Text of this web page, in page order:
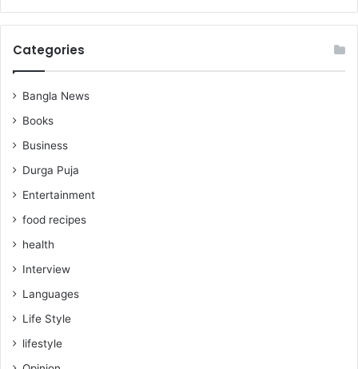
Categories
Bangla News
Books
Business
Durga Puja
Entertainment
food recipes
health
Interview
Languages
Life Style
lifestyle